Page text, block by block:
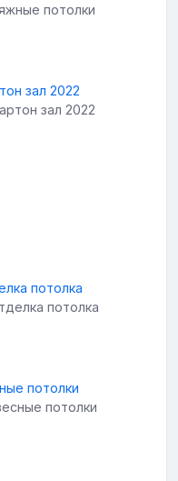
потолки
зал 2022
потолка
потолки